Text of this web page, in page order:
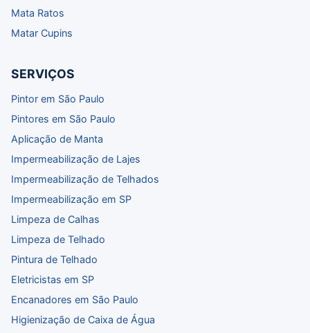
Mata Ratos
Matar Cupins
SERVIÇOS
Pintor em São Paulo
Pintores em São Paulo
Aplicação de Manta
Impermeabilização de Lajes
Impermeabilização de Telhados
Impermeabilização em SP
Limpeza de Calhas
Limpeza de Telhado
Pintura de Telhado
Eletricistas em SP
Encanadores em São Paulo
Higienização de Caixa de Água